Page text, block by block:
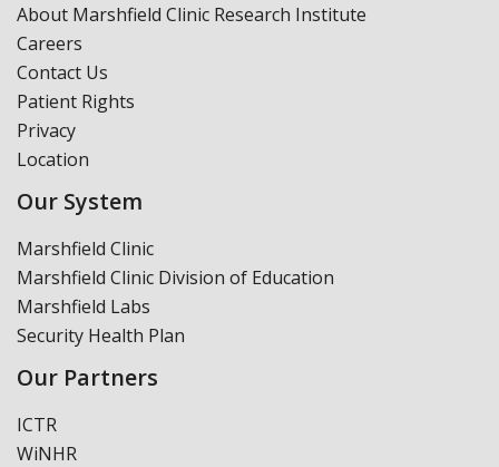
About Marshfield Clinic Research Institute
Careers
Contact Us
Patient Rights
Privacy
Location
Our System
Marshfield Clinic
Marshfield Clinic Division of Education
Marshfield Labs
Security Health Plan
Our Partners
ICTR
WiNHR